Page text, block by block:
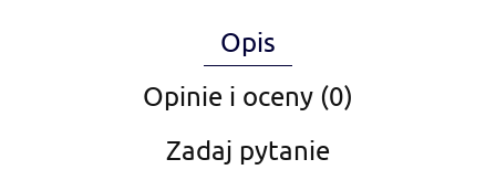
Opis
Opinie i oceny (0)
Zadaj pytanie